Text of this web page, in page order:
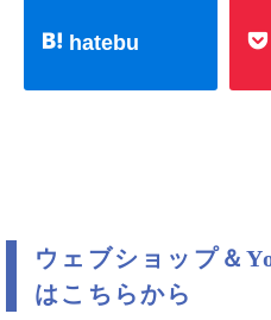
hatebu
ウェブショップ＆
はこちらから